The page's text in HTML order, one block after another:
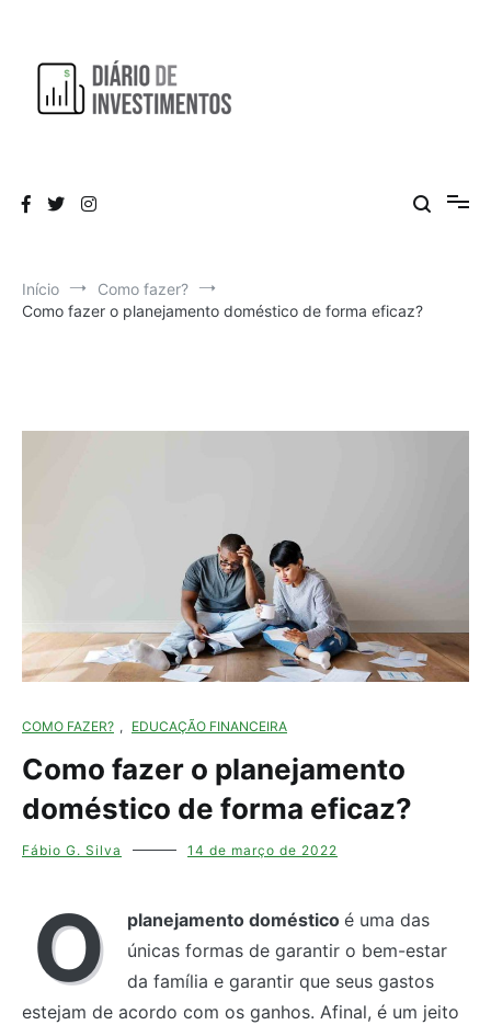
conteúdo
Início
Como fazer?
Como fazer o planejamento doméstico de forma eficaz?
COMO FAZER? , EDUCAÇÃO FINANCEIRA
Como fazer o planejamento
doméstico de forma eficaz?
Fábio G. Silva 14 de março de 2022
O planejamento doméstico é uma das
únicas formas de garantir o bem-estar
da família e garantir que seus gastos
estejam de acordo com os ganhos. Afinal, é um jeito